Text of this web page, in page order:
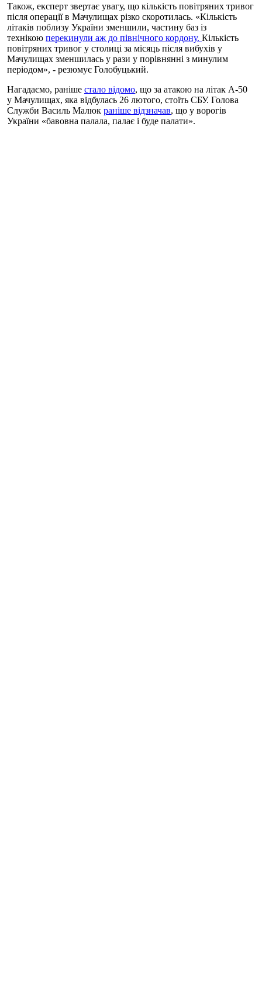
Також, експерт звертає увагу, що кількість повітряних тривог
після операції в Мачулищах різко скоротилась. «Кількість
літаків поблизу України зменшили, частину баз із
технікою перекинули аж до північного кордону. Кількість
повітряних тривог у столиці за місяць після вибухів у
Мачулищах зменшилась у рази у порівнянні з минулим
періодом», - резюмує Голобуцький.
Нагадаємо, раніше стало відомо, що за атакою на літак А-50
у Мачулищах, яка відбулась 26 лютого, стоїть СБУ. Голова
Служби Василь Малюк раніше відзначав, що у ворогів
України «бавовна палала, палає і буде палати».